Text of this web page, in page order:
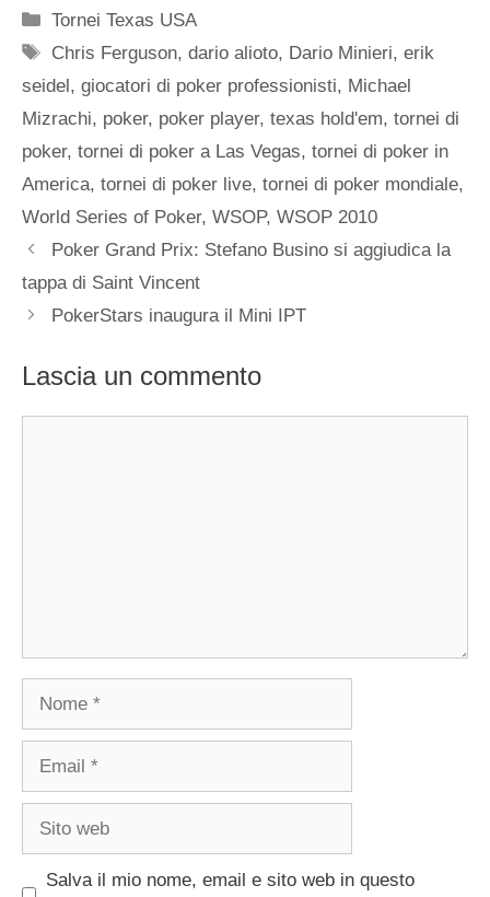
Categorie
Tornei Texas USA
Tag
Chris Ferguson,dario alioto, Dario Minieri,erik
seidel, giocatori di poker professionisti, Michael
Mizrachi, poker, poker player, texas hold'em, tornei di
poker, tornei di poker a Las Vegas, tornei di poker in
America, tornei di poker live, tornei di poker mondiale,
World Series of Poker, WSOP, WSOP 2010
Poker Grand Prix: Stefano Busino si aggiudica la
tappa di Saint Vincent
PokerStars inaugura il Mini IPT
Lascia un commento
Salva il mio nome, email e sito web in questo